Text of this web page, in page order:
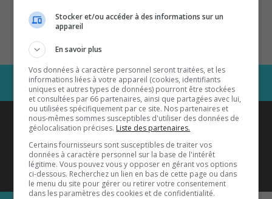
Coyote New Countryest diffusé
également sur1033 HD2
Écoutez-nous aussi sur…
Stocker et/ou accéder à des informations sur un
appareil
En savoir plus
Vos données à caractère personnel seront traitées, et les
informations liées à votre appareil (cookies, identifiants
uniques et autres types de données) pourront être stockées
et consultées par 66 partenaires, ainsi que partagées avec lui,
ou utilisées spécifiquement par ce site. Nos partenaires et
nous-mêmes sommes susceptibles d'utiliser des données de
géolocalisation précises. Liste des partenaires.
Certains fournisseurs sont susceptibles de traiter vos
données à caractère personnel sur la base de l'intérêt
légitime. Vous pouvez vous y opposer en gérant vos options
ci-dessous. Recherchez un lien en bas de cette page ou dans
le menu du site pour gérer ou retirer votre consentement
dans les paramètres des cookies et de confidentialité.